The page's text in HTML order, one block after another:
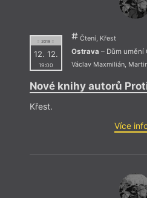
= 2019 =
12. 12.
19:00
Čtení, Křest
Ostrava – Dům umění
Václav Maxmilián,
Nové knihy autorů
Křest.
Více